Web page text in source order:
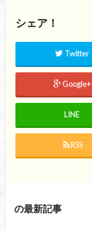
シェア！
Twitter
Google+
LINE
RSS
の最新記事